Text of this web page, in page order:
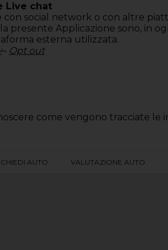
Live chat
con social network o con altre
presente Applicazione sono, in
esterna utilizzata.
– Opt out
come vengono tracciate le
AUTO VALUTAZIONE AUTO